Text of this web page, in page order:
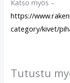
Katso myös –
https://
category/kivet/
Tutustu